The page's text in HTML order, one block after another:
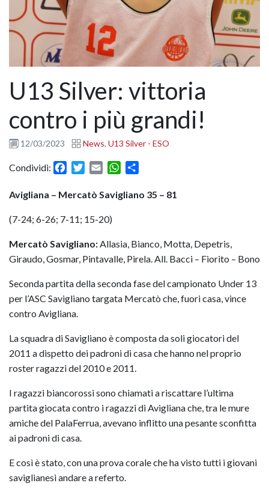
U13 Silver: vittoria
contro i più grandi!
12/03/2023 News, U13 Silver - ESO
Condividi: FacebookTwitter
Email WhatsApp
Avigliana – Mercatò Savigliano 35 – 81
(7-24; 6-26; 7-11; 15-20)
Mercatò Savigliano: Allasia, Bianco, Motta, Depetris,
Giraudo, Gosmar, Pintavalle, Pirela. All. Bacci – Fiorito – Bono
Seconda partita della seconda fase del campionato Under 13
per l’ASC Savigliano targata Mercatò che, fuori casa, vince
contro Avigliana.
La squadra di Savigliano è composta da soli giocatori del
2011 a dispetto dei padroni di casa che hanno nel proprio
roster ragazzi del 2010 e 2011.
I ragazzi biancorossi sono chiamati a riscattare l’ultima
partita giocata contro i ragazzi di Avigliana che, tra le mure
amiche del PalaFerrua, avevano inflitto una pesante sconfitta
ai padroni di casa.
E così è stato, con una prova corale che ha visto tutti i giovani
saviglianesi andare a referto.